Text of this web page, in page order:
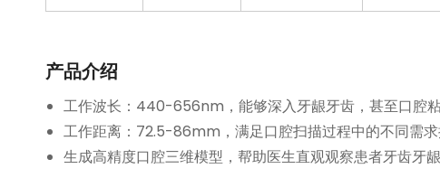
产品介绍
工作波长：440-656nm，能够深入牙龈牙齿，甚至口腔
工作距离：72.5-86mm，满足口腔扫描过程中的不同需
生成高精度口腔三维模型，帮助医生直观观察患者牙齿牙